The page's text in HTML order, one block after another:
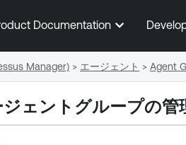
メイ
Documentation
ジェントグループの管
Manager) > エージェント > Agent